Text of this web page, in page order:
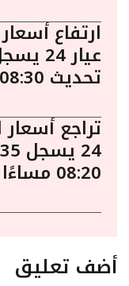
ارتفاع
تحديث 08:30 مساءًا
تراجع
08:20 مساءًا
أضف تعليق